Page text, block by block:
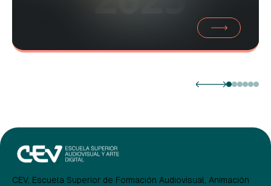
CEV, Escuela Superior de Formación Audiovisual, Animación